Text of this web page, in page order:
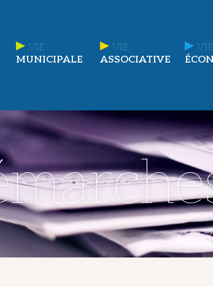
VIE
MUNICIPALE
VIE
ASSOCIATIVE
VIE